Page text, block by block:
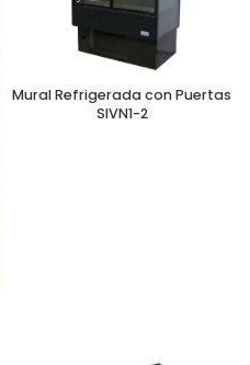
Mural Refrigerada con Puertas
SIVN1-2